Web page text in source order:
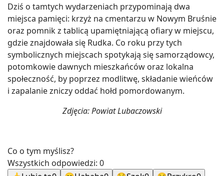
Dziś o tamtych wydarzeniach przypominają dwa
miejsca pamięci: krzyż na cmentarzu w Nowym Bruśnie
oraz pomnik z tablicą upamiętniającą ofiary w miejscu,
gdzie znajdowała się Rudka. Co roku przy tych
symbolicznych miejscach spotykają się samorządowcy,
potomkowie dawnych mieszkańców oraz lokalna
społeczność, by poprzez modlitwę, składanie wieńców
i zapalanie zniczy oddać hołd pomordowanym.
Zdjęcia: Powiat Lubaczowski
Co o tym myślisz?
Wszystkich odpowiedzi: 0